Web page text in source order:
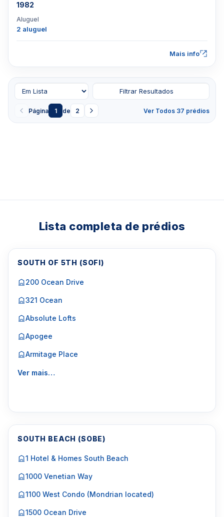
1982
Aluguel
2 aluguel
Mais info
Página 1 de 2 Ver Todos 37 prédios
Filtrar Resultados
Lista completa de prédios
SOUTH OF 5TH (SOFI)
200 Ocean Drive
321 Ocean
Absolute Lofts
Apogee
Armitage Place
Ver mais…
SOUTH BEACH (SOBE)
1 Hotel & Homes South Beach
1000 Venetian Way
1100 West Condo (Mondrian located)
1500 Ocean Drive